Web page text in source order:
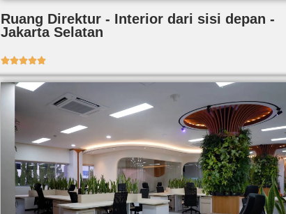
Ruang Direktur - Interior dari sisi depan -
Jakarta Selatan
